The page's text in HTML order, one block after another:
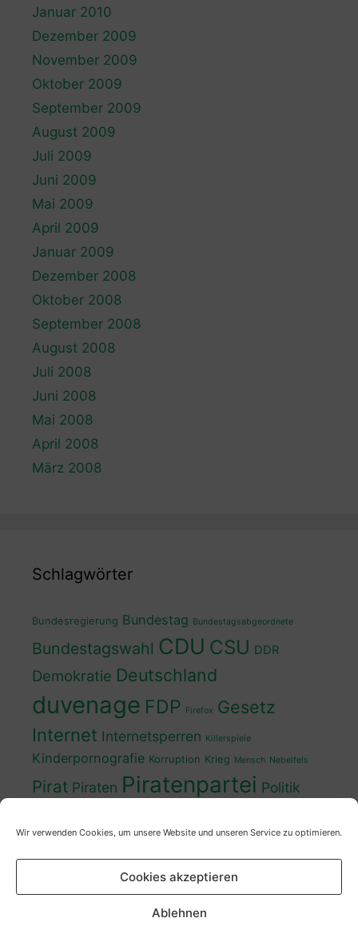
Wir verwenden Cookies, um unsere Website und unseren Service zu optimieren.
Cookies akzeptieren
Ablehnen
Januar 2010
Dezember 2009
November 2009
Oktober 2009
September 2009
August 2009
Juli 2009
Juni 2009
Mai 2009
April 2009
Januar 2009
Dezember 2008
Oktober 2008
September 2008
August 2008
Juli 2008
Juni 2008
Mai 2008
April 2008
März 2008
Schlagwörter
Bundesregierung Bundestag Bundestagsabgeordnete
Bundestagswahl CDU CSU DDR
Demokratie Deutschland
duvenage FDP Firefox Gesetz
Internet Internetsperren Killerspiele
Kinderpornografie Korruption Krieg Mensch Nebelfels
Pirat Piraten Piratenpartei Politik
Wahlkampf Wahlprogramm Wähler
Zensur Zensursula Überwachung